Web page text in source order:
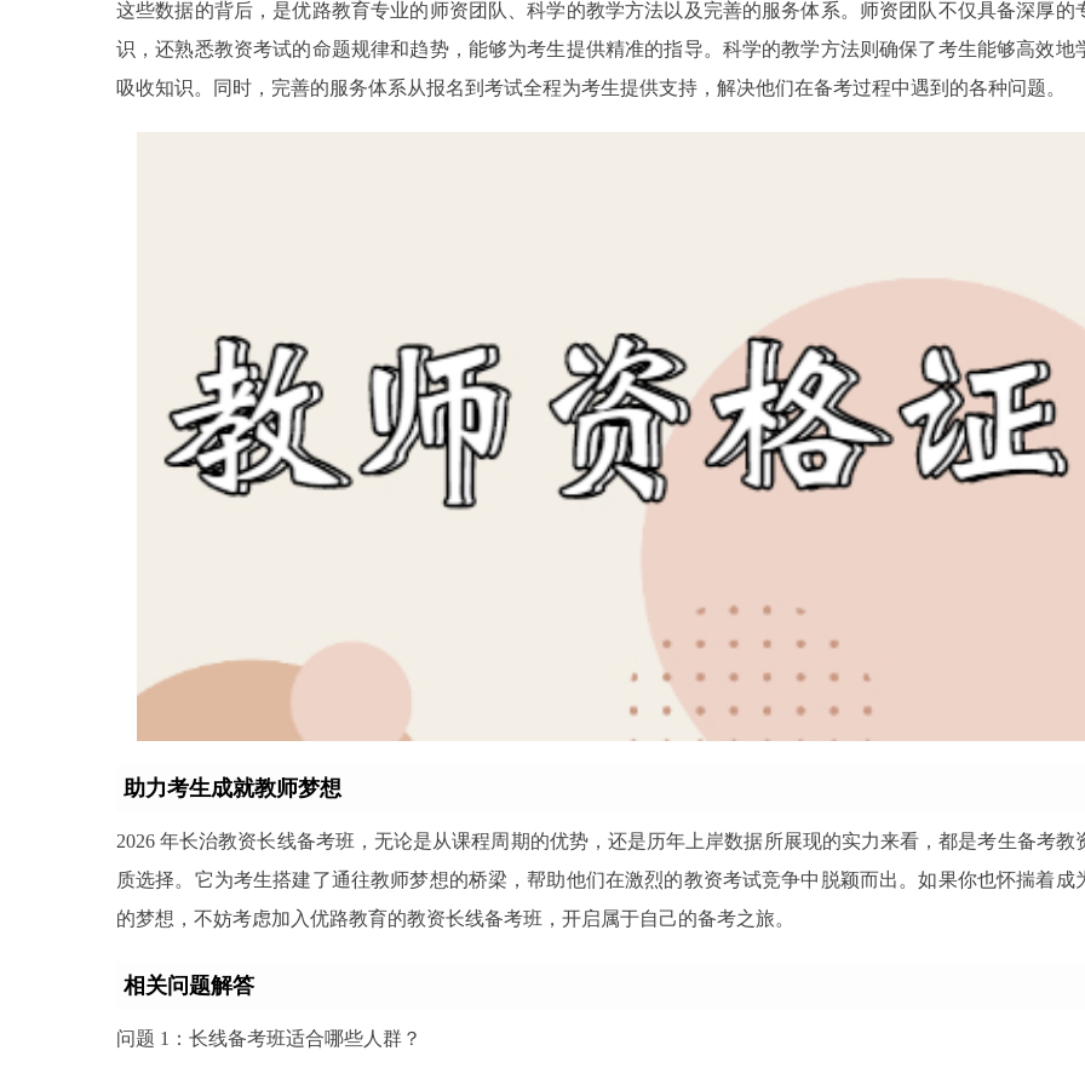
这些数据的背后，是优路教育专业的师资团队、科学的教学方法以及完善的服务体系。师资团队不仅具备深厚的
识，还熟悉教资考试的命题规律和趋势，能够为考生提供精准的指导。科学的教学方法则确保了考生能够高效地
吸收知识。同时，完善的服务体系从报名到考试全程为考生提供支持，解决他们在备考过程中遇到的各种问题。
助力考生成就教师梦想
2026 年长治教资长线备考班，无论是从课程周期的优势，还是历年上岸数据所展现的实力来看，都是考生备考教
质选择。它为考生搭建了通往教师梦想的桥梁，帮助他们在激烈的教资考试竞争中脱颖而出。如果你也怀揣着成
的梦想，不妨考虑加入优路教育的教资长线备考班，开启属于自己的备考之旅。
相关问题解答
问题 1：长线备考班适合哪些人群？